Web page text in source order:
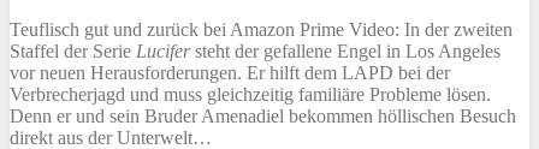
Teuflisch gut und zurück bei Amazon Prime Video: In der zweiten
Staffel der Serie Lucifersteht der gefallene Engel in Los Angeles
vor neuen Herausforderungen. Er hilft dem LAPD bei der
Verbrecherjagd und muss gleichzeitig familiäre Probleme lösen.
Denn er und sein Bruder Amenadiel bekommen höllischen Besuch
direkt aus der Unterwelt…